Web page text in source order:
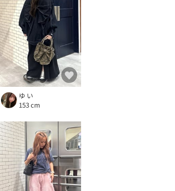
ゆ い
153 cm